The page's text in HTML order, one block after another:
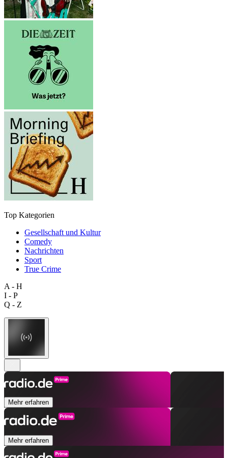
Top Kategorien
Gesellschaft und Kultur
Comedy
Nachrichten
Sport
True Crime
A - H
I - P
Q - Z
Mehr erfahren
Mehr erfahren